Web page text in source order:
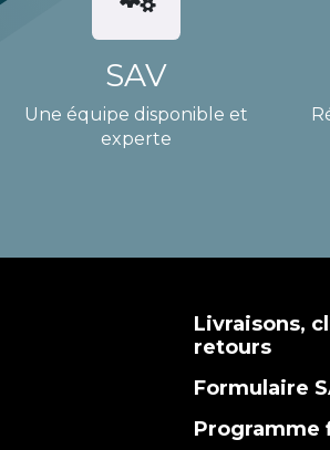
SAV
Une équipe disponible et
experte
Livraisons,
retours
Formulaire
Programme